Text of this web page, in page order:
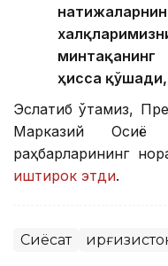
ҳисса
Эслатиб ўтамиз,
Марказий Осиё
раҳбарларининг
иштирок этди.
Сиёсат